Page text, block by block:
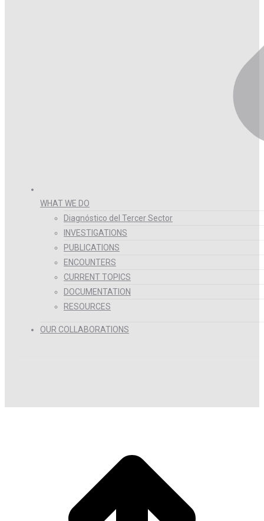
WHAT WE DO
Diagnóstico del Tercer Sector
INVESTIGATIONS
PUBLICATIONS
ENCOUNTERS
CURRENT TOPICS
DOCUMENTATION
RESOURCES
OUR COLLABORATIONS